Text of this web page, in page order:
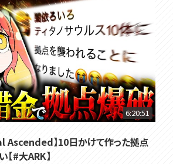
6:20:51
Ascended】10日かけて作った拠点
#大ARK】